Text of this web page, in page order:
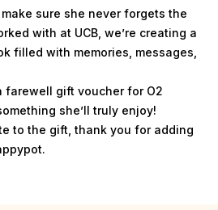
sure she never forgets the
with at UCB, we’re creating a
filled with memories, messages,
farewell gift voucher for O2
she’ll truly enjoy!
to the gift, thank you for adding